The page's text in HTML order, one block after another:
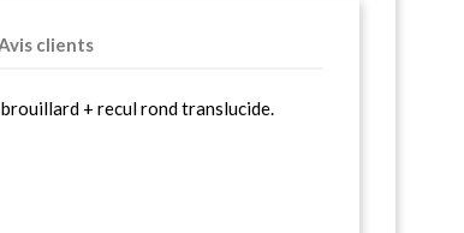
clients
+ recul rond translucide.